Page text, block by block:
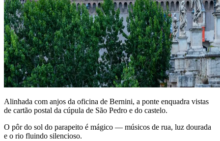
Alinhada com anjos da oficina de Bernini, a ponte enquadra vistas
de cartão postal da cúpula de São Pedro e do castelo.
O pôr do sol do parapeito é mágico — músicos de rua, luz dourada
e o rio fluindo silencioso.